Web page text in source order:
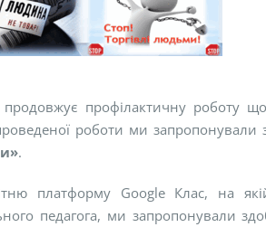
профілактичну роботу
роботи ми запропонували
.
платформу Google Клас, на
педагога, ми запропонували